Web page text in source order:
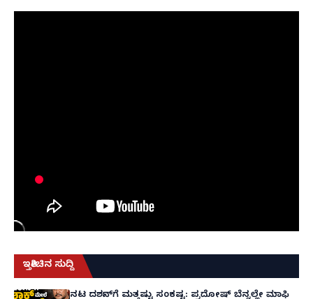
ಇತ್ತೀಚಿನ ಸುದ್ದಿ
ನಟ ದರ್ಶನ್‌ಗೆ ಮತ್ತಷ್ಟು ಸಂಕಷ್ಟ: ಪ್ರದೋಷ್ ಬೆನ್ನಲ್ಲೇ ಮಾಫಿ